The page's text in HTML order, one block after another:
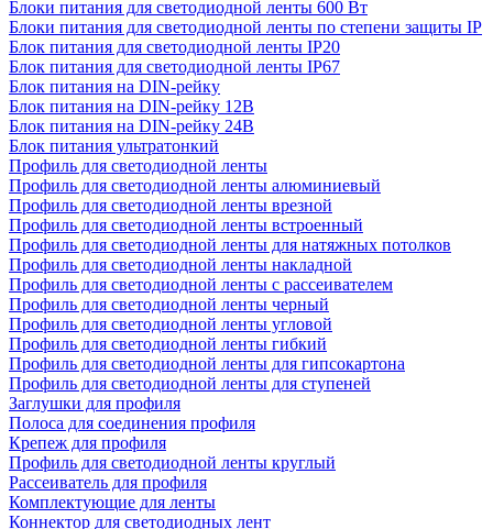
Блоки питания для светодиодной ленты 600 Вт
Блоки питания для светодиодной ленты по степени защиты IP
Блок питания для светодиодной ленты IP20
Блок питания для светодиодной ленты IP67
Блок питания на DIN-рейку
Блок питания на DIN-рейку 12В
Блок питания на DIN-рейку 24В
Блок питания ультратонкий
Профиль для светодиодной ленты
Профиль для светодиодной ленты алюминиевый
Профиль для светодиодной ленты врезной
Профиль для светодиодной ленты встроенный
Профиль для светодиодной ленты для натяжных потолков
Профиль для светодиодной ленты накладной
Профиль для светодиодной ленты с рассеивателем
Профиль для светодиодной ленты черный
Профиль для светодиодной ленты угловой
Профиль для светодиодной ленты гибкий
Профиль для светодиодной ленты для гипсокартона
Профиль для светодиодной ленты для ступеней
Заглушки для профиля
Полоса для соединения профиля
Крепеж для профиля
Профиль для светодиодной ленты круглый
Рассеиватель для профиля
Комплектующие для ленты
Коннектор для светодиодных лент